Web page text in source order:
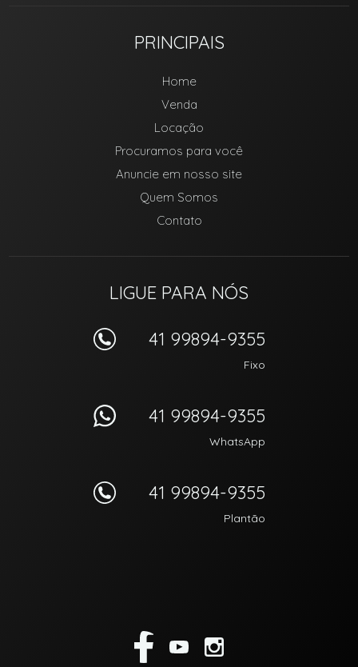
PRINCIPAIS
Home
Venda
Locação
Procuramos para você
Anuncie em nosso site
Quem Somos
Contato
LIGUE PARA NÓS
41 99894-9355
Fixo
41 99894-9355
WhatsApp
41 99894-9355
Plantão